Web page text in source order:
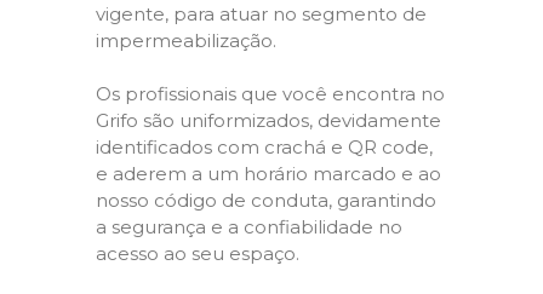
vigente, para atuar no segmento de
impermeabilização.
Os profissionais que você encontra no
Grifo são uniformizados, devidamente
identificados com crachá e QR code,
e aderem a um horário marcado e ao
nosso código de conduta, garantindo
a segurança e a confiabilidade no
acesso ao seu espaço.